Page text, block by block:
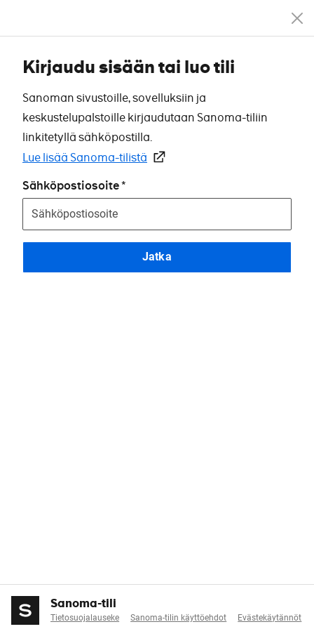
Kirjaudu sisään tai luo tili
Sanoman sivustoille, sovelluksiin ja
keskustelupalstoille kirjaudutaan Sanoma-tiliin
linkitetyllä sähköpostilla.
Lue lisää Sanoma-tilistä
Sähköpostiosoite
Jatka
Sanoma-tili
Tietosuojalauseke Sanoma-tilin käyttöehdot Evästekäytännöt